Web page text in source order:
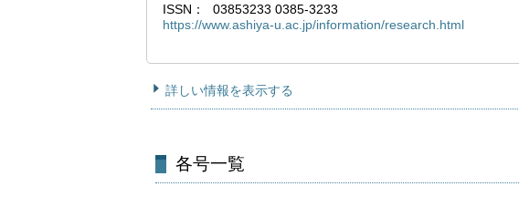
ISSN
03853233 0385-3233
https://www.ashiya-u.ac.jp/information/research.html
詳しい情報を表示する
各号一覧